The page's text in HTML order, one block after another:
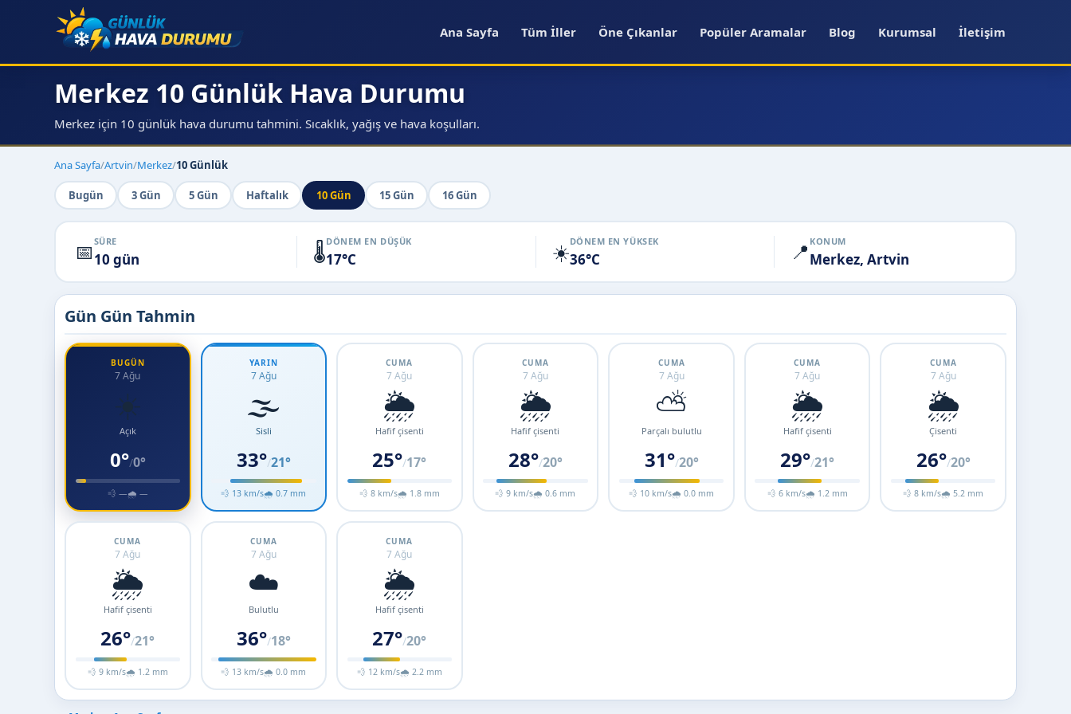
Ana Sayfa Tüm İller Öne Çıkanlar Popüler Aramalar Blog Kurumsal İletişim
Merkez 10 Günlük Hava Durumu
Merkez için 10 günlük hava durumu tahmini. Sıcaklık, yağış ve hava koşulları.
Ana Sayfa/Artvin/Merkez/10 Günlük
Bugün 3 Gün 5 Gün Haftalık 10 Gün 15 Gün 16 Gün
📅 SÜRE
10 gün 🌡️DÖNEM EN DÜŞÜK
17°C ☀️DÖNEM EN YÜKSEK
36°C 📍 KONUM
Merkez, Artvin
Gün Gün Tahmin
BUGÜN
7 Ağu
☀️
Açık
0°/0°
💨 —🌧 —
YARIN
7 Ağu
🌫️
Sisli
33°/21°
💨 13 km/s🌧 0.7 mm
CUMA
7 Ağu
🌦️
Hafif çisenti
25°/17°
💨 8 km/s🌧 1.8 mm
CUMA
7 Ağu
🌦️
Hafif çisenti
28°/20°
💨 9 km/s🌧 0.6 mm
CUMA
7 Ağu
⛅
Parçalı bulutlu
31°/20°
💨 10 km/s🌧 0.0 mm
CUMA
7 Ağu
🌦️
Hafif çisenti
29°/21°
💨 6 km/s🌧 1.2 mm
CUMA
7 Ağu
🌦️
Çisenti
26°/20°
💨 8 km/s🌧 5.2 mm
CUMA
7 Ağu
🌦️
Hafif çisenti
26°/21°
💨 9 km/s🌧 1.2 mm
CUMA
7 Ağu
☁️
Bulutlu
36°/18°
💨 13 km/s🌧 0.0 mm
CUMA
7 Ağu
🌦️
Hafif çisenti
27°/20°
💨 12 km/s🌧 2.2 mm